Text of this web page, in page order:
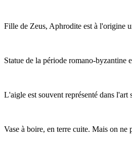
Fille de Zeus, Aphrodite est à l'origine
Statue de la période romano-byzantine
L'aigle est souvent représenté dans
Vase à boire, en terre cuite. Mais on